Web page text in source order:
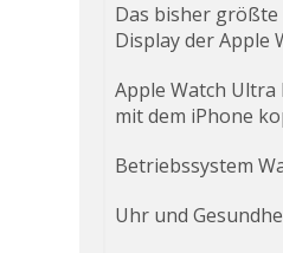
Das bisher größte
Display der Apple
Apple Watch Ultra
mit dem iPhone
Betriebssystem
Uhr und